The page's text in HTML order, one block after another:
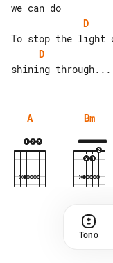
D
D
A Bm
Tono